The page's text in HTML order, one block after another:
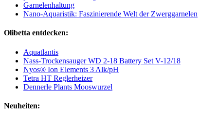
Garnelenhaltung
Nano-Aquaristik: Faszinierende Welt der Zwerggarnelen
Olibetta entdecken:
Aquatlantis
Nass-Trockensauger WD 2-18 Battery Set V-12/18
Nyos® Ion Elements 3 Alk/pH
Tetra HT Reglerheizer
Dennerle Plants Mooswurzel
Neuheiten: